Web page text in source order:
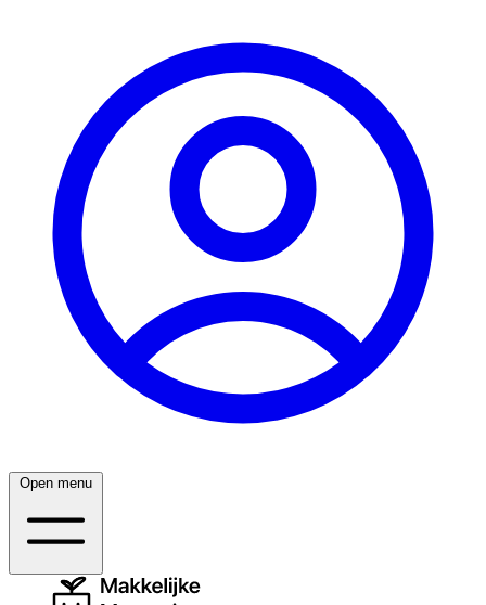
Open menu